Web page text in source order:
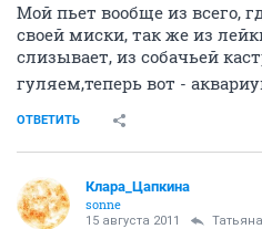
Мой пьет вообще из всего,
своей миски, так же из
слизывает, из собачьей
гуляем,теперь вот -
ОТВЕТИТЬ
Клара_Цапкина
sonne
15 августа 2011